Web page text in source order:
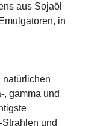
aus Sojaöl
in
natürlichen
, gamma und
und